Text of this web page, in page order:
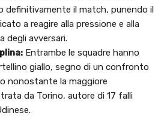
definitivamente il match, punendo il
a reagire alla pressione e alla
degli avversari.
Entrambe le squadre hanno
giallo, segno di un confronto
nonostante la maggiore
da Torino, autore di 17 falli